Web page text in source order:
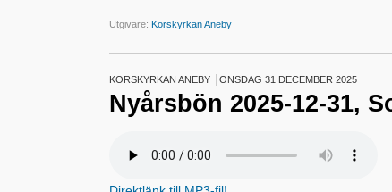
Utgivare: Korskyrkan Aneby
KORSKYRKAN ANEBY ONSDAG 31 DECEMBER 2025
Nyårsbön 2025-12-31,